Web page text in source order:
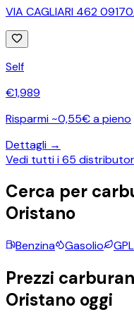
VIA CAGLIARI 462 09170
Self
€1,989
Risparmi ~0,55€ a pieno
Dettagli →
Vedi tutti i65
Cerca per
Oristano
Benzina Gasolio GPL
Prezzi
Oristano oggi